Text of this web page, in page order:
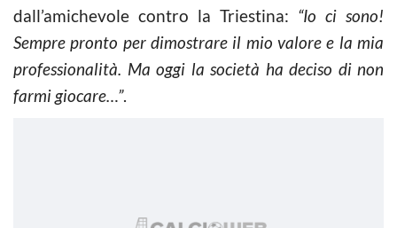
dall’amichevole contro la Triestina: “Io ci sono!
Sempre pronto per dimostrare il mio valore e la mia
professionalità. Ma oggi la società ha deciso di non
farmi giocare…”.